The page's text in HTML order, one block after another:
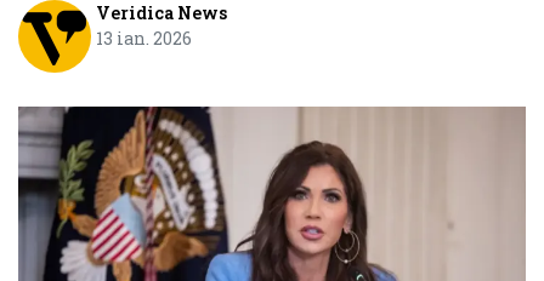
Veridica News
13 ian. 2026